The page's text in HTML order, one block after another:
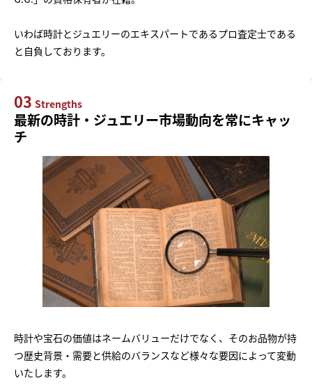
いわば時計とジュエリーのエキスパートであるプロ査定士である
と自負しております。
03 Strengths
最新の時計・ジュエリー市場動向を常にキャッ
チ
時計や宝石の価値はネームバリューだけでなく、そのお品物が持
つ歴史背景・需要と供給のバランスなど様々な要因によって変動
いたします。